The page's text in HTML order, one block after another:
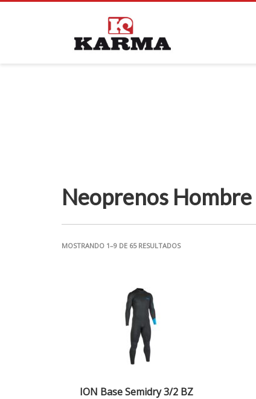
Neoprenos Hombre
MOSTRANDO 1–9 DE 65 RESULTADOS
ION Base Semidry 3/2 BZ